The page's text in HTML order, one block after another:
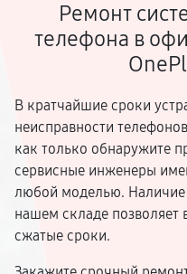
Ремонт
телефона в
В кратчайшие сроки
неисправности
как только обнаружите
сервисные инженеры
любой моделью. Наличие
нашем складе позволяет
сжатые сроки.